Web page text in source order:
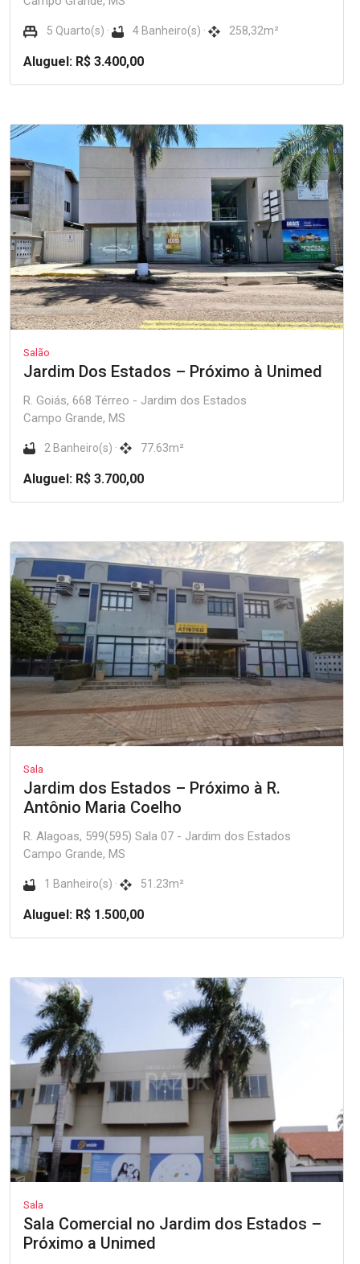
5 Quarto(s) · 4 Banheiro(s) · 258,32m²
Aluguel: R$ 3.400,00
Salão
Jardim Dos Estados – Próximo à Unimed
R. Goiás, 668 Térreo - Jardim dos Estados
Campo Grande, MS
2 Banheiro(s) · 77.63m²
Aluguel: R$ 3.700,00
Sala
Jardim dos Estados – Próximo à R.
Antônio Maria Coelho
R. Alagoas, 599(595) Sala 07 - Jardim dos Estados
Campo Grande, MS
1 Banheiro(s) · 51.23m²
Aluguel: R$ 1.500,00
Sala
Sala Comercial no Jardim dos Estados –
Próximo a Unimed